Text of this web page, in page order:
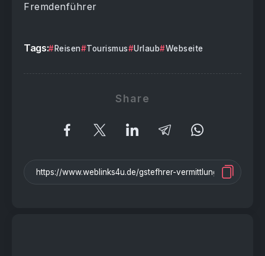
Fremdenführer
Tags: Reisen Tourismus Urlaub Webseite
Share